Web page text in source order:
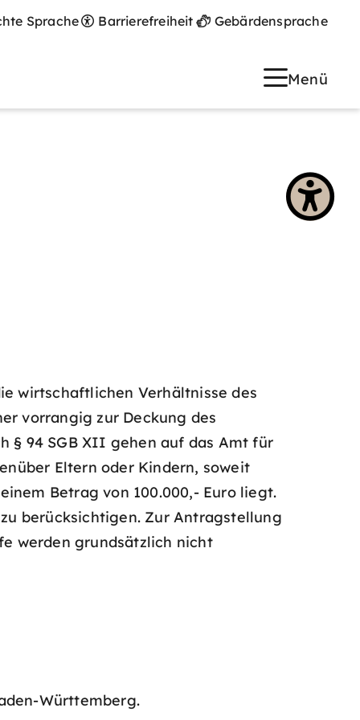
Sprache Barrierefreiheit Gebärdensprache
Menü
wirtschaftlichen Verhältnisse des
vorrangig zur Deckung des
§ 94 SGB XII gehen auf das Amt für
Eltern oder Kindern, soweit
Betrag von 100.000,- Euro liegt.
berücksichtigen. Zur Antragstellung
werden grundsätzlich nicht
Württemberg.